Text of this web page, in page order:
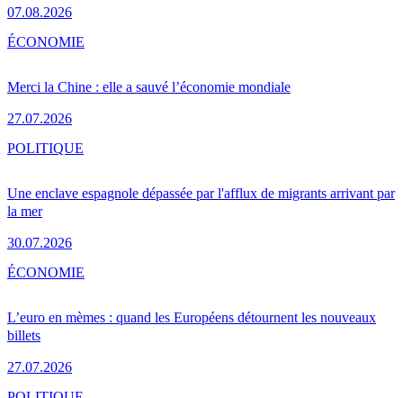
07.08.2026
Merci la Chine : elle a sauvé l’économie mondiale
27.07.2026
ÉCONOMIE
Une enclave espagnole dépassée par l'afflux de migrants arrivant par
la mer
30.07.2026
POLITIQUE
L’euro en mèmes : quand les Européens détournent les nouveaux
billets
27.07.2026
ÉCONOMIE